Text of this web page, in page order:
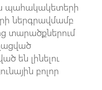
պահակակետերի
ներգրավմամբ
տարածքներում
են լինելու
բոլոր